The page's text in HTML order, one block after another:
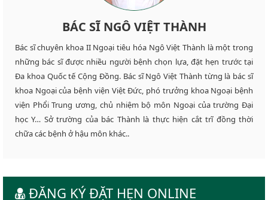
BÁC SĨ NGÔ VIỆT THÀNH
Bác sĩ chuyên khoa II Ngoại tiêu hóa Ngô Việt Thành là một trong
những bác sĩ được nhiều người bệnh chọn lựa, đặt hẹn trước tại
Đa khoa Quốc tế Cộng Đồng. Bác sĩ Ngô Việt Thành từng là bác sĩ
khoa Ngoại của bệnh viện Việt Đức, phó trưởng khoa Ngoại bệnh
viện Phổi Trung ương, chủ nhiệm bộ môn Ngoại của trường Đại
học Y… Sở trường của bác Thành là thực hiện cắt trĩ đồng thời
chữa các bệnh ở hậu môn khác..
ĐĂNG KÝ ĐẶT HẸN ONLINE